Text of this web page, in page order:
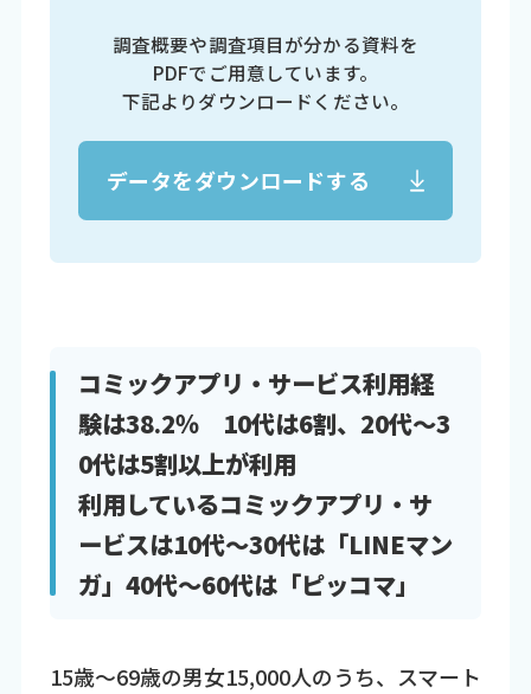
調査概要や調査項目が分かる資料を
PDFでご用意しています。
下記よりダウンロードください。
データをダウンロードする
コミックアプリ・サービス利用経
験は38.2％ 10代は6割、20代～3
0代は5割以上が利用
利用しているコミックアプリ・サ
ービスは10代～30代は「LINEマン
ガ」40代～60代は「ピッコマ」
15歳～69歳の男女15,000人のうち、スマート